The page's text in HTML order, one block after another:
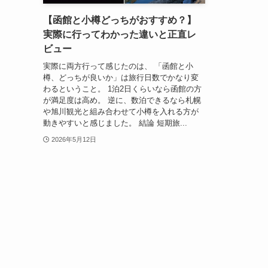
【函館と小樽どっちがおすすめ？】
実際に行ってわかった違いと正直レ
ビュー
実際に両方行って感じたのは、 「函館と小
樽、どっちが良いか」は旅行日数でかなり変
わるということ。 1泊2日くらいなら函館の方
が満足度は高め。 逆に、数泊できるなら札幌
や旭川観光と組み合わせて小樽を入れる方が
動きやすいと感じました。 結論 短期旅...
2026年5月12日